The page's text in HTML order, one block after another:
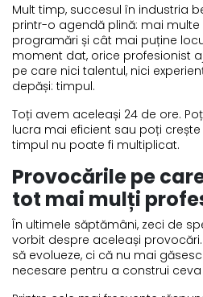
Mult timp, succesul în industria
printr-o agendă plină: mai multe
programări și cât mai puține
moment dat, orice profesionist
pe care nici talentul, nici
depăși: timpul.
Toți avem aceleași 24 de ore.
lucra mai eficient sau poți
timpul nu poate fi multiplicat.
Provocările pe
tot mai mulți
În ultimele săptămâni, zeci de
vorbit despre aceleași
să evolueze, ci că nu mai
necesare pentru a construi ceva